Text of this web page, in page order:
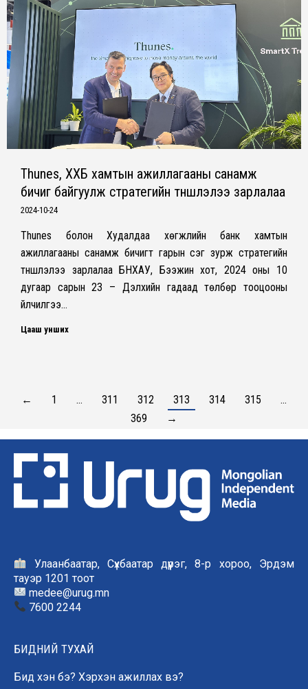
Thunes, ХХБ хамтын ажиллагааны санамж
бичиг байгуулж стратегийн түншлэлээ зарлалаа
2024-10-24
Thunes болон Худалдаа хөгжлийн банк хамтын
ажиллагааны санамж бичигт гарын үсэг зурж стратегийн
түншлэлээ зарлалаа БНХАУ, Бээжин хот, 2024 оны 10
дугаар сарын 23 – Дэлхийн гадаад төлбөр тооцооны
үйлчилгээ…
Цааш унших
← 1 … 311 312 313 314 315
…
369
→
Улаанбаатар, Сүхбаатар дүүрэг, 8-р хороо, Эрдэм
тауэр 1201 тоот
medee@urug.mn
7600 2244
БИДНИЙ ТУХАЙ
Бид хэн бэ? Хэрхэн ажиллах вэ?